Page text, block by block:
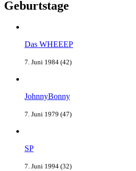
Geburtstage
Das WHEEEP
7. Juni 1984 (42)
JohnnyBonny
7. Juni 1979 (47)
SP
7. Juni 1994 (32)